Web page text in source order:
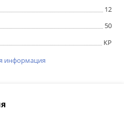
12
50
КР
информация